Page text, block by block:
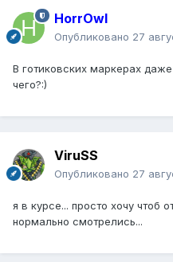
HorrOwl
Опубликовано 27
В готиковских маркерах
чего?:)
ViruSS
Опубликовано 27
я в курсе... просто хочу чтоб
нормально смотрелись...